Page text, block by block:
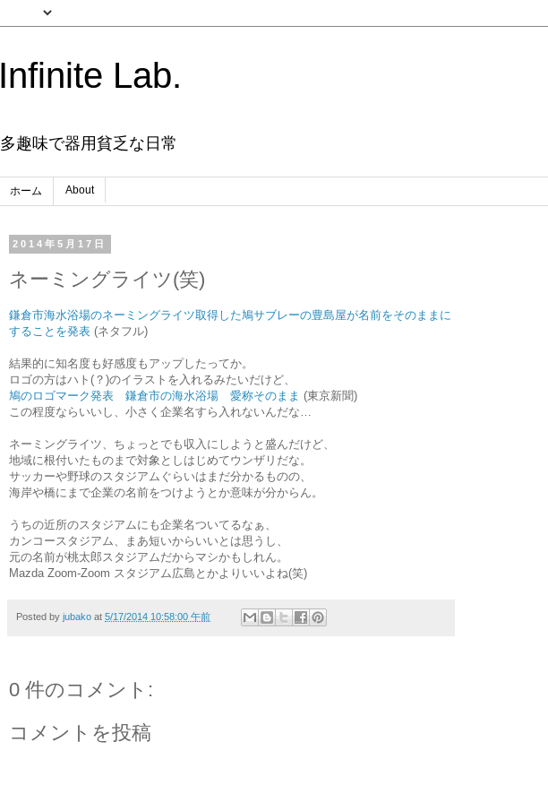
Infinite Lab.
多趣味で器用貧乏な日常
ホーム About
2014年5月17日
ネーミングライツ(笑)
鎌倉市海水浴場のネーミングライツ取得した鳩サブレーの豊島屋が名前をそのままに
することを発表 (ネタフル)
結果的に知名度も好感度もアップしたってか。
ロゴの方はハト(？)のイラストを入れるみたいだけど、
鳩のロゴマーク発表 鎌倉市の海水浴場 愛称そのまま (東京新聞)
この程度ならいいし、小さく企業名すら入れないんだな…
ネーミングライツ、ちょっとでも収入にしようと盛んだけど、
地域に根付いたものまで対象としはじめてウンザリだな。
サッカーや野球のスタジアムぐらいはまだ分かるものの、
海岸や橋にまで企業の名前をつけようとか意味が分からん。
うちの近所のスタジアムにも企業名ついてるなぁ、
カンコースタジアム、まあ短いからいいとは思うし、
元の名前が桃太郎スタジアムだからマシかもしれん。
Mazda Zoom-Zoom スタジアム広島とかよりいいよね(笑)
Posted by jubako at 5/17/2014 10:58:00 午前
0 件のコメント:
コメントを投稿